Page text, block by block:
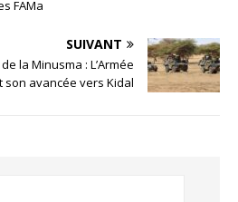
FAMa
SUIVANT
la Minusma : L’Armée
avancée vers Kidal